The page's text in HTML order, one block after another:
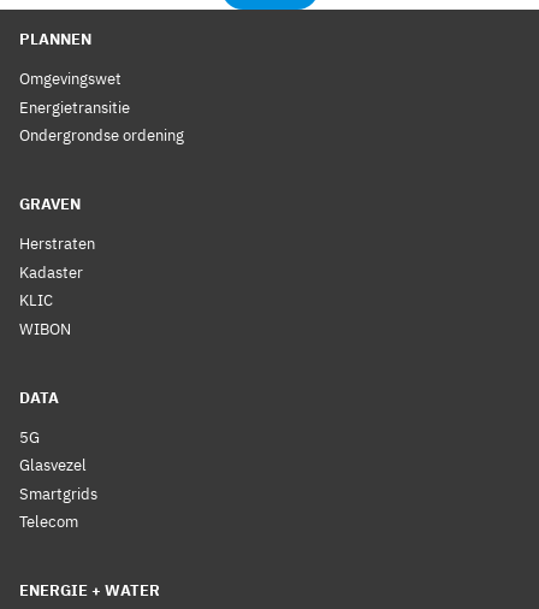
PLANNEN
Omgevingswet
Energietransitie
Ondergrondse ordening
GRAVEN
Herstraten
Kadaster
KLIC
WIBON
DATA
5G
Glasvezel
Smartgrids
Telecom
ENERGIE + WATER